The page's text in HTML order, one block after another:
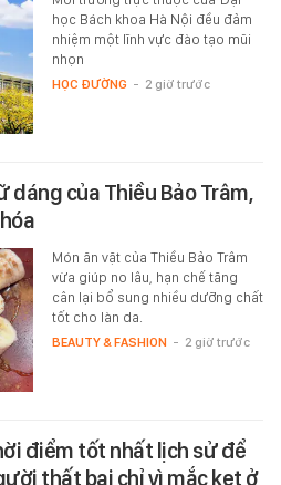
học Bách khoa Hà Nội đều đảm
nhiệm một lĩnh vực đào tạo mũi
nhọn
HỌC ĐƯỜNG - 2 giờ trước
của Thiều Bảo Trâm,
Món ăn vặt của Thiều Bảo Trâm
vừa giúp no lâu, hạn chế tăng
cân lại bổ sung nhiều dưỡng chất
tốt cho làn da.
BEAUTY & FASHION - 2 giờ trước
điểm tốt nhất lịch sử để
thất bại chỉ vì mắc kẹt ở